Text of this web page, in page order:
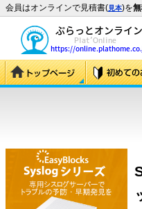
会員はオンラインで見積書(見本)を